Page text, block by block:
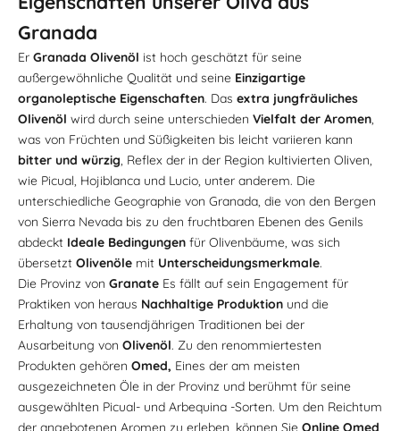
Granada
Er Granada Olivenöl ist hoch geschätzt für seine
außergewöhnliche Qualität und seine Einzigartige
organoleptische Eigenschaften. Das extra jungfräuliches
Olivenöl wird durch seine unterschieden Vielfalt der Aromen,
was von Früchten und Süßigkeiten bis leicht variieren kann
bitter und würzig, Reflex der in der Region kultivierten Oliven,
wie Picual, Hojiblanca und Lucio, unter anderem. Die
unterschiedliche Geographie von Granada, die von den Bergen
von Sierra Nevada bis zu den fruchtbaren Ebenen des Genils
abdeckt Ideale Bedingungen für Olivenbäume, was sich
übersetzt Olivenöle mit Unterscheidungsmerkmale.
Die Provinz von Granate Es fällt auf sein Engagement für
Praktiken von heraus Nachhaltige Produktion und die
Erhaltung von tausendjährigen Traditionen bei der
Ausarbeitung von Olivenöl. Zu den renommiertesten
Produkten gehören Omed, Eines der am meisten
ausgezeichneten Öle in der Provinz und berühmt für seine
ausgewählten Picual- und Arbequina -Sorten. Um den Reichtum
der angebotenen Aromen zu erleben, können Sie Online Omed